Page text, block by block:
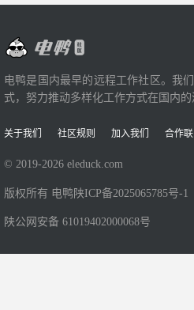
电鸭是国内最早的远程工作社区。我
式，努力推动多样化工作方式在国内的
关于我们 社区规则 加入我们 合作
© 2019-2026 eleduck.com
版权所有 电鸭 陕ICP备2025065785号-1
陕公网安备 61019402000068号